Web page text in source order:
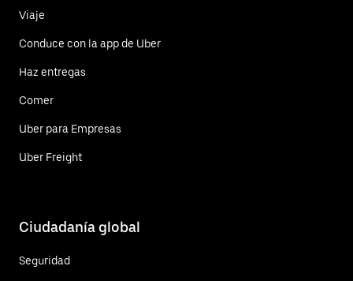
Viaje
Conduce con la app de Uber
Haz entregas
Comer
Uber para Empresas
Uber Freight
Ciudadanía global
Seguridad